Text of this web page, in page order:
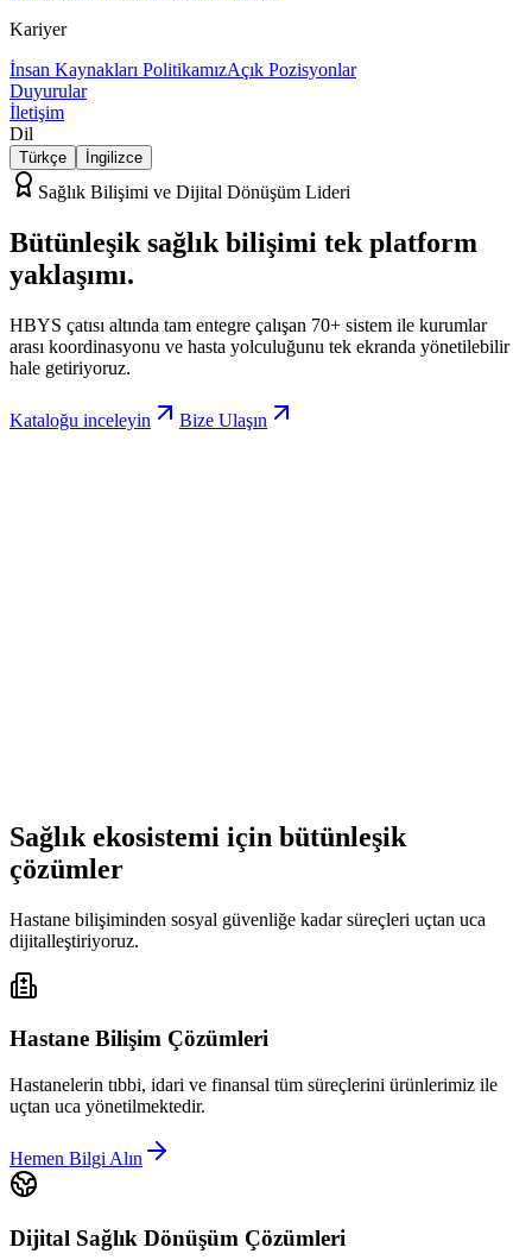
Kariyer
İnsan Kaynakları PolitikamızAçık Pozisyonlar
Duyurular
İletişim
Dil
Türkçe İngilizce
Sağlık Bilişimi ve Dijital Dönüşüm Lideri
Bütünleşik sağlık bilişimi tek platform
yaklaşımı.
HBYS çatısı altında tam entegre çalışan 70+ sistem ile kurumlar
arası koordinasyonu ve hasta yolculuğunu tek ekranda yönetilebilir
hale getiriyoruz.
Kataloğu inceleyin Bize Ulaşın
Sağlık ekosistemi için bütünleşik
çözümler
Hastane bilişiminden sosyal güvenliğe kadar süreçleri uçtan uca
dijitalleştiriyoruz.
Hastane Bilişim Çözümleri
Hastanelerin tıbbi, idari ve finansal tüm süreçlerini ürünlerimiz ile
uçtan uca yönetilmektedir.
Hemen Bilgi Alın
Dijital Sağlık Dönüşüm Çözümleri